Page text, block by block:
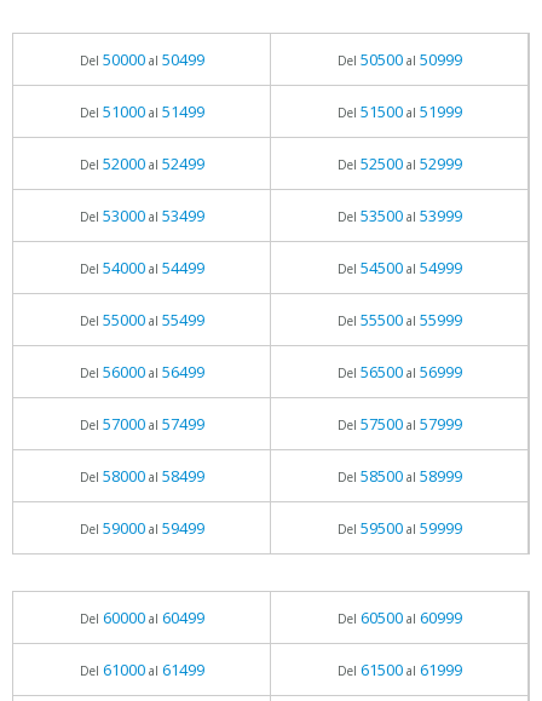
Del 50000al 50499 Del 50500al 50999
Del 51000al 51499 Del 51500al 51999
Del 52000al 52499 Del 52500al 52999
Del 53000al 53499 Del 53500al 53999
Del 54000al 54499 Del 54500al 54999
Del 55000al 55499 Del 55500al 55999
Del 56000al 56499 Del 56500al 56999
Del 57000al 57499 Del 57500al 57999
Del 58000al 58499 Del 58500al 58999
Del 59000al 59499 Del 59500al 59999
Del 60000al 60499 Del 60500al 60999
Del 61000al 61499 Del 61500al 61999